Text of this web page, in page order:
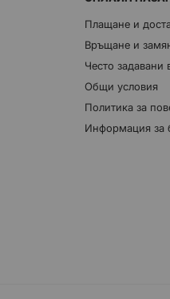
Плащане и
Връщане и
Често задавани
Общи условия
Политика за
Информация за